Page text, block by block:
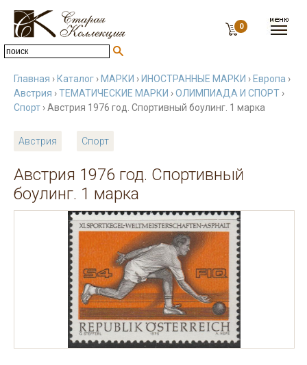
0
Главная › Каталог › МАРКИ › ИНОСТРАННЫЕ МАРКИ › Европа ›
Австрия ›ТЕМАТИЧЕСКИЕ МАРКИ ›ОЛИМПИАДА И СПОРТ ›
Спорт › Австрия 1976 год. Спортивный боулинг. 1 марка
Австрия Спорт
Австрия 1976 год. Спортивный
боулинг. 1 марка